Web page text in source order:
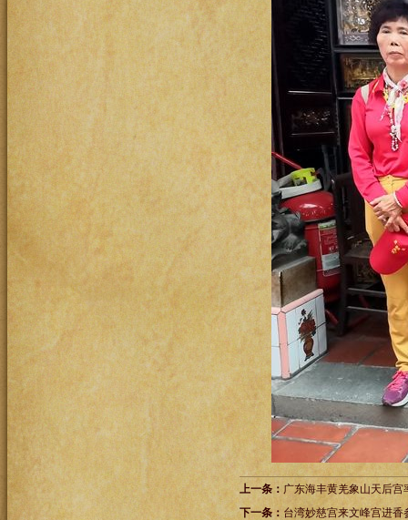
上一条： 广东海丰黄羌象山天后
下一条： 台湾妙慈宫来文峰宫进香